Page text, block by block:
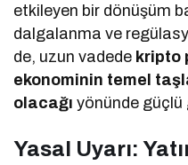
etkileyen bir dönüşüm
dalgalanma ve
de, uzun vadede kripto
ekonominin temel
olacağı yönünde
Yasal Uyarı: